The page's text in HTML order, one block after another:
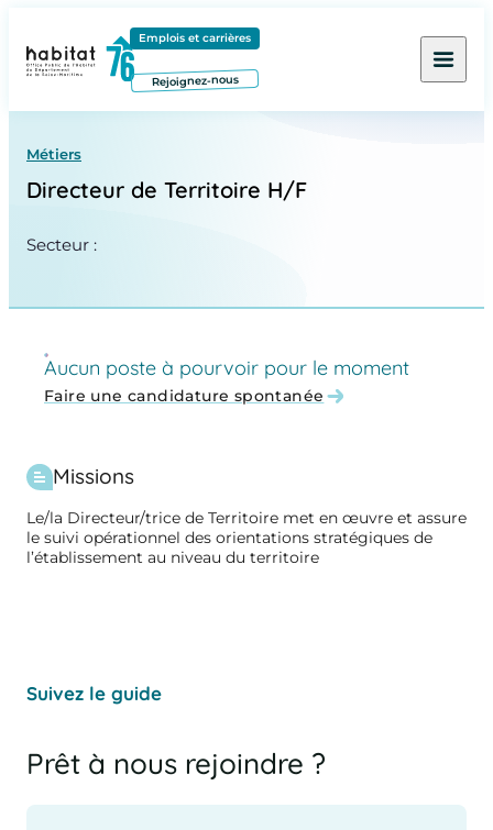
Emplois et carrières
Rejoignez-nous
Métiers
Directeur de Territoire H/F
Secteur :
Missions
Le/la Directeur/trice de Territoire met en œuvre et assure
le suivi opérationnel des orientations stratégiques de
l’établissement au niveau du territoire
Aucun poste à pourvoir pour le moment
Faire une candidature spontanée
Prêt à nous rejoindre ?
Suivez le guide